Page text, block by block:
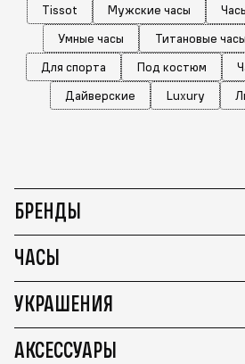
Tissot Мужские часы
Умные часы
Титановые часы
Для спорта
Под костюм
Дайверские
Luxury
БРЕНДЫ
ЧАСЫ
УКРАШЕНИЯ
АКСЕССУАРЫ